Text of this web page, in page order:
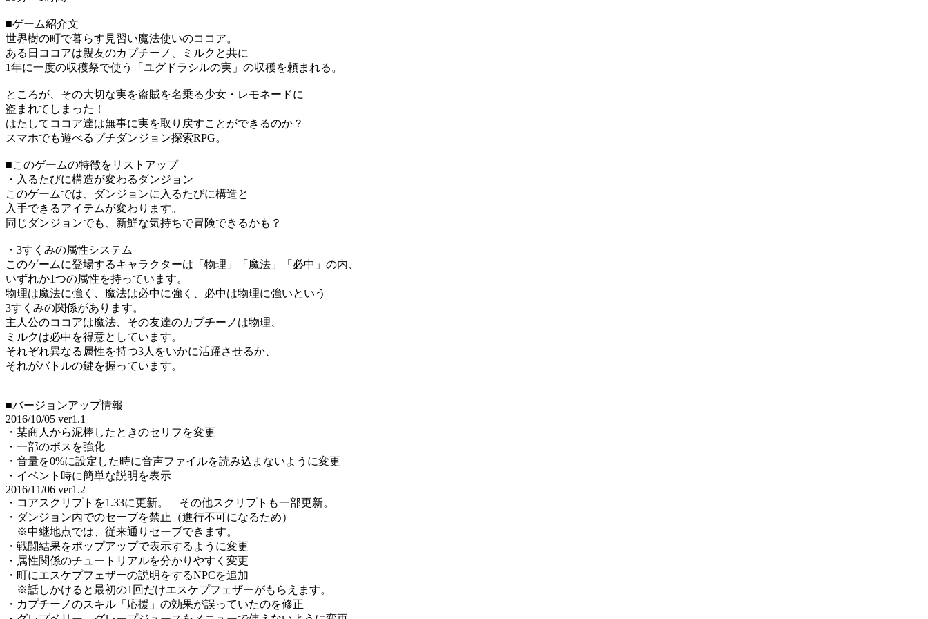
■ゲーム紹介文
世界樹の町で暮らす見習い魔法使いのココア。
ある日ココアは親友のカプチーノ、ミルクと共に
1年に一度の収穫祭で使う「ユグドラシルの実」の収穫を頼まれる。
ところが、その大切な実を盗賊を名乗る少女・レモネードに
盗まれてしまった！
はたしてココア達は無事に実を取り戻すことができるのか？
スマホでも遊べるプチダンジョン探索RPG。
■このゲームの特徴をリストアップ
・入るたびに構造が変わるダンジョン
このゲームでは、ダンジョンに入るたびに構造と
入手できるアイテムが変わります。
同じダンジョンでも、新鮮な気持ちで冒険できるかも？
・3すくみの属性システム
このゲームに登場するキャラクターは「物理」「魔法」「必中」の内、
いずれか1つの属性を持っています。
物理は魔法に強く、魔法は必中に強く、必中は物理に強いという
3すくみの関係があります。
主人公のココアは魔法、その友達のカプチーノは物理、
ミルクは必中を得意としています。
それぞれ異なる属性を持つ3人をいかに活躍させるか、
それがバトルの鍵を握っています。
■バージョンアップ情報
2016/10/05 ver1.1
・某商人から泥棒したときのセリフを変更
・一部のボスを強化
・音量を0%に設定した時に音声ファイルを読み込まないように変更
・イベント時に簡単な説明を表示
2016/11/06 ver1.2
・コアスクリプトを1.33に更新。 その他スクリプトも一部更新。
・ダンジョン内でのセーブを禁止（進行不可になるため）
※中継地点では、従来通りセーブできます。
・戦闘結果をポップアップで表示するように変更
・属性関係のチュートリアルを分かりやすく変更
・町にエスケプフェザーの説明をするNPCを追加
※話しかけると最初の1回だけエスケプフェザーがもらえます。
・カプチーノのスキル「応援」の効果が誤っていたのを修正